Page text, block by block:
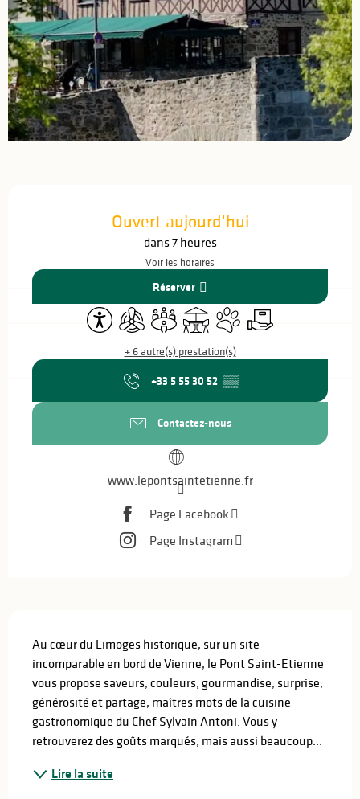
Ouvert aujourd'hui
dans 7 heures
Voir les horaires
Réserver
AccessibilitéAir conditionné
Salle de réunion
TerrasseAnimaux acceptés
Livraison
+ 6 autre(s) prestation(s)
+33 5 55 30 52 ▒▒
Contactez-nous
www.lepontsaintetienne.fr
Page Facebook
Page Instagram
Au cœur du Limoges historique, sur un site
incomparable en bord de Vienne, le Pont Saint-Etienne
vous propose saveurs, couleurs, gourmandise, surprise,
générosité et partage, maîtres mots de la cuisine
gastronomique du Chef Sylvain Antoni. Vous y
retrouverez des goûts marqués, mais aussi beaucoup...
Lire la suite